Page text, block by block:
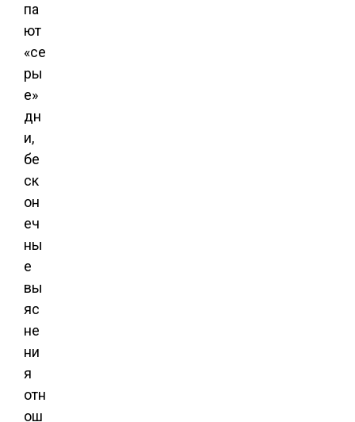
па
ют
«се
ры
е»
дн
и,
бе
ск
он
еч
ны
е
вы
яс
не
ни
я
отн
ош